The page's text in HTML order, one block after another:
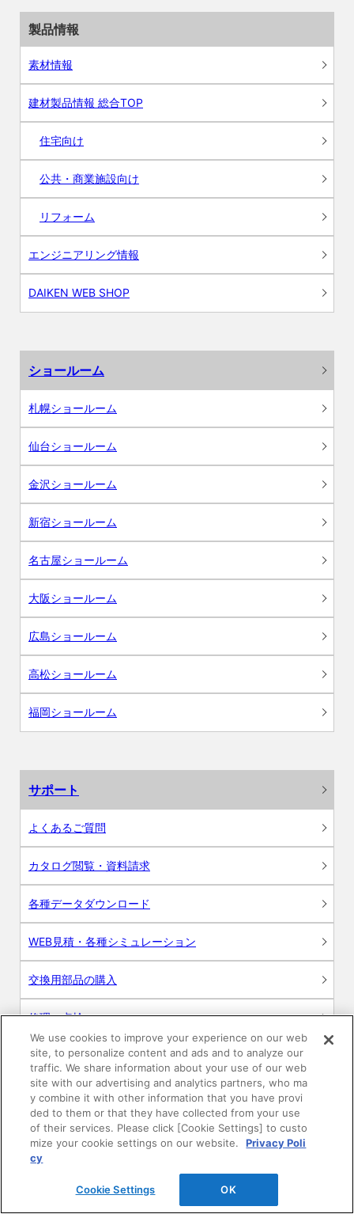
製品情報
素材情報
建材製品情報 総合TOP
住宅向け
公共・商業施設向け
リフォーム
エンジニアリング情報
DAIKEN WEB SHOP
ショールーム
札幌ショールーム
仙台ショールーム
金沢ショールーム
新宿ショールーム
名古屋ショールーム
大阪ショールーム
広島ショールーム
高松ショールーム
福岡ショールーム
サポート
よくあるご質問
カタログ閲覧・資料請求
各種データダウンロード
WEB見積・各種シミュレーション
交換用部品の購入
修理・点検
お問い合わせ
ログイン
建築・設計関係者様向けサイト
ユーザー登録サービス
We use cookies to improve your experience on our web
site, to personalize content and ads and to analyze our
traffic. We share information about your use of our web
site with our advertising and analytics partners, who ma
y combine it with other information that you have provi
ded to them or that they have collected from your use
of their services. Please click [Cookie Settings] to custo
mize your cookie settings on our website.
Privacy Poli
cy
Cookie Settings OK